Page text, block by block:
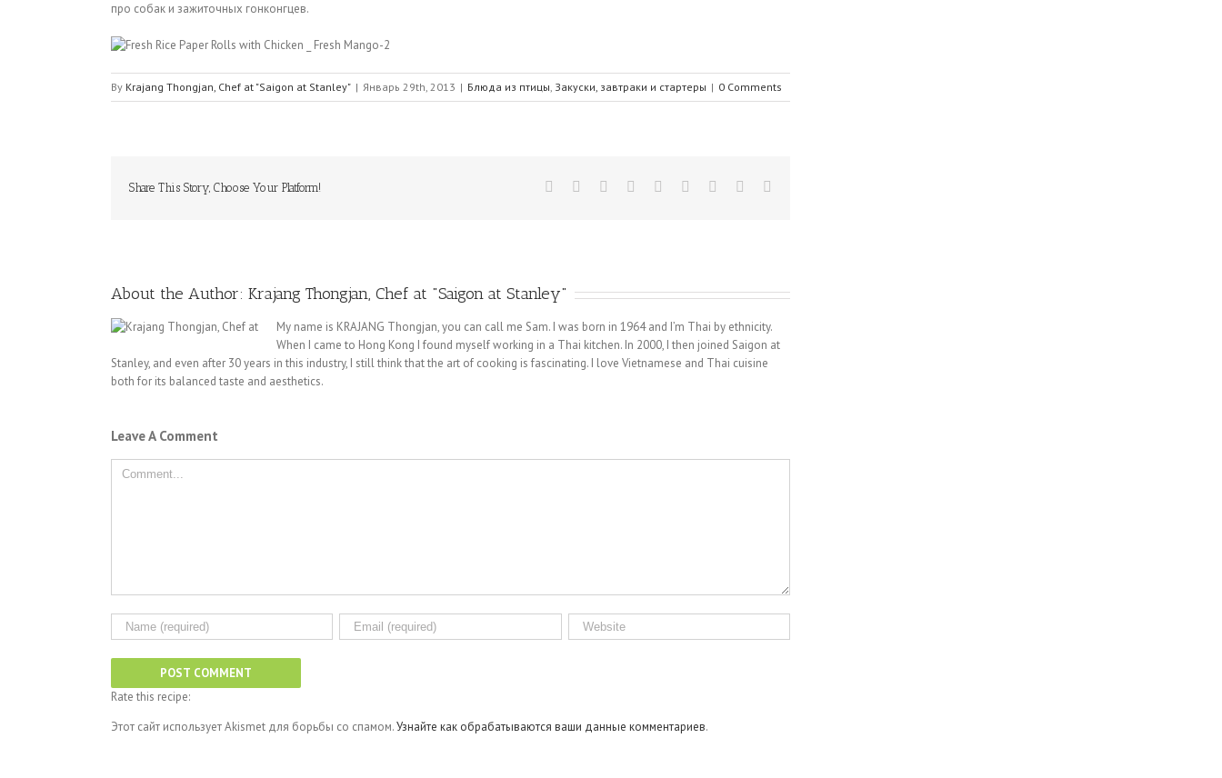
про собак и зажиточных гонконгцев.
By Krajang Thongjan, Chef at "Saigon at Stanley" | Январь 29th, 2013 | Блюда из птицы, Закуски, завтраки и стартеры | 0 Comments
Share This Story, Choose Your Platform!
About the Author: Krajang Thongjan, Chef at "Saigon at Stanley"
My name is KRAJANG Thongjan, you can call me Sam. I was born in 1964 and I’m Thai by ethnicity.
When I came to Hong Kong I found myself working in a Thai kitchen. In 2000, I then joined Saigon at
Stanley, and even after 30 years in this industry, I still think that the art of cooking is fascinating. I love Vietnamese and Thai cuisine
both for its balanced taste and aesthetics.
Leave A Comment
Rate this recipe:
Этот сайт использует Akismet для борьбы со спамом.Узнайте как обрабатываются ваши данные комментариев.